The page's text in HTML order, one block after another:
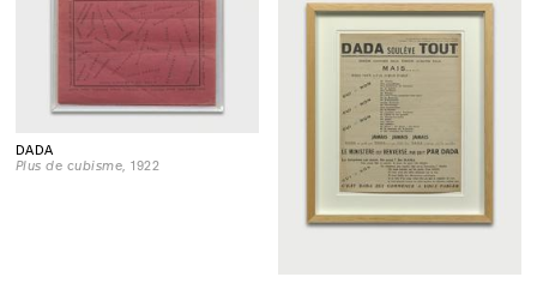
DADA
Plus de cubisme , 1922